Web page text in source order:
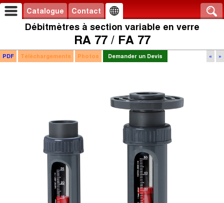
Catalogue Contact
Débitmètres à section variable en verre
RA 77 / FA 77
« »
PDF Téléchargements Photos Demander un Devis